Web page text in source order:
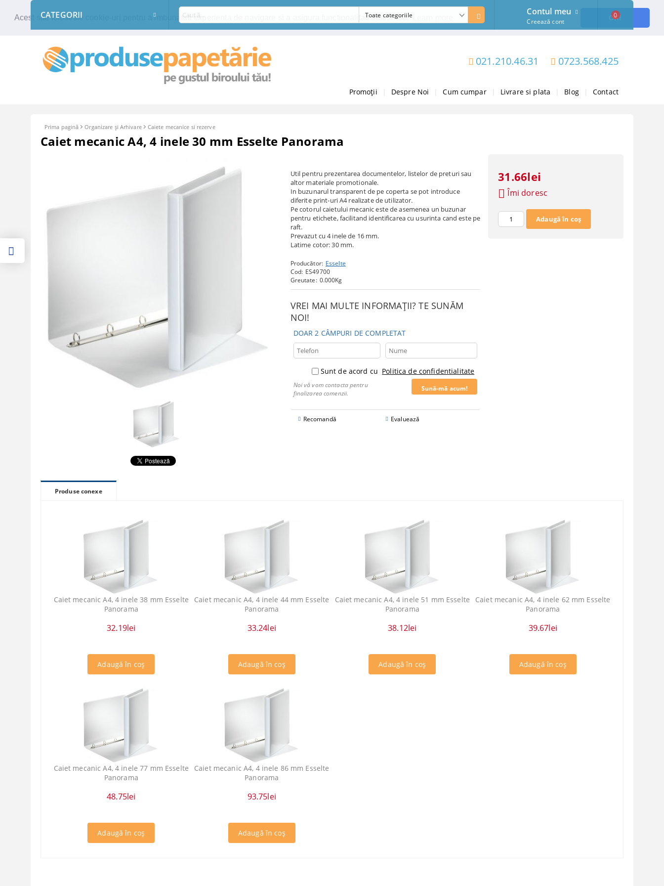
Acest site foloseste cookie-uri pentru a imbunatati experienta de navigare si a asigura functionalitati aditionale. OK!
021.210.46.31 0723.568.425
Promoții Despre Noi Cum cumpar Livrare si plata Blog Contact
CATEGORII Contul meu
Creează cont
0
Prima pagină Organizare şi Arhivare Caiete mecanice si rezerve
Caiet mecanic A4, 4 inele 30 mm Esselte Panorama
Util pentru prezentarea documentelor, listelor de preturi sau
altor materiale promotionale.
In buzunarul transparent de pe coperta se pot introduce
diferite print-uri A4 realizate de utilizator.
Pe cotorul caietului mecanic este de asemenea un buzunar
pentru etichete, facilitand identificarea cu usurinta cand este pe
raft.
Prevazut cu 4 inele de 16 mm.
Latime cotor: 30 mm.
Producător: Esselte
Cod: ES49700
Greutate: 0.000Kg
VREI MAI MULTE INFORMAȚII? TE SUNĂM
NOI!
DOAR 2 CÂMPURI DE COMPLETAT
Sunt de acord cu Politica de confidentialitate
Noi vă vom contacta pentru
finalizarea comenzii.
Recomandă Evaluează
31.66lei
Îmi doresc
Produse conexe
Caiet mecanic A4, 4 inele 38 mm Esselte
Panorama
32.19lei
Caiet mecanic A4, 4 inele 44 mm Esselte
Panorama
33.24lei
Caiet mecanic A4, 4 inele 51 mm Esselte
Panorama
38.12lei
Caiet mecanic A4, 4 inele 62 mm Esselte
Panorama
39.67lei
Caiet mecanic A4, 4 inele 77 mm Esselte
Panorama
48.75lei
Caiet mecanic A4, 4 inele 86 mm Esselte
Panorama
93.75lei